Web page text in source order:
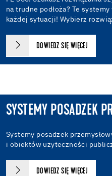
na trudne podłoża? Te
każdej sytuacji! Wybierz
DOWIEDZ SIĘ WIĘCEJ
SYSTEMY POSADZEK
Systemy posadzek
i obiektów użyteczności
DOWIEDZ SIĘ WIĘCEJ